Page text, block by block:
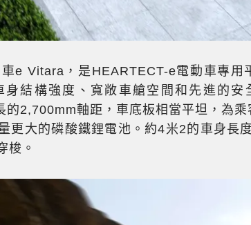
e Vitara，是HEARTECT-e電動車專用
身結構強度、寬敞車艙空間和先進的安
2,700mm軸距，車底板相當平坦，為
更大的磷酸鐵鋰電池。約4米2的車身長
梭。